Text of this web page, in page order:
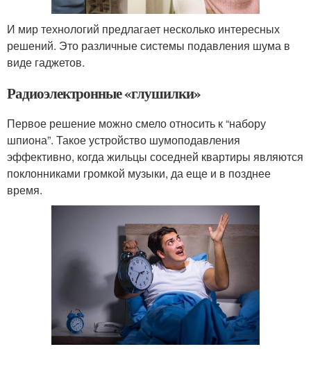
И мир технологий предлагает несколько интересных
решений. Это различные системы подавления шума в
виде гаджетов.
Радиоэлектронные «глушилки»
Первое решение можно смело относить к “набору
шпиона”. Такое устройство шумоподавления
эффективно, когда жильцы соседней квартиры являются
поклонниками громкой музыки, да еще и в позднее
время.